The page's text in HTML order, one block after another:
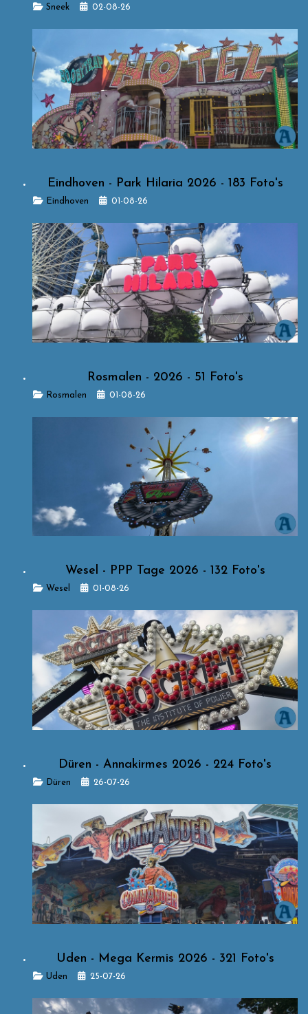
Details
Sneek 02-08-26
Eindhoven - Park Hilaria 2026 - 183 Foto's
DetailsEindhoven 01-08-26
Rosmalen - 2026 - 51 Foto's
DetailsRosmalen 01-08-26
Wesel - PPP Tage 2026 - 132 Foto's
Details
Wesel 01-08-26
Düren - Annakirmes 2026 - 224 Foto's
Details
Düren 26-07-26
Uden - Mega Kermis 2026 - 321 Foto's
Details
Uden 25-07-26